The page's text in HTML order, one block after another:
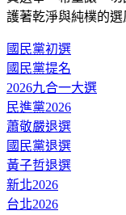
護著乾淨與純樸的選
國民黨初選
國民黨提名
2026九合一大選
民進黨2026
蕭敬嚴退選
國民黨退選
黃子哲退選
新北2026
台北2026